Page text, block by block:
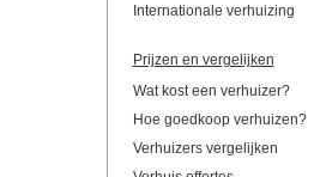
Internationale verhuizing
Prijzen en vergelijken
Wat kost een verhuizer?
Hoe goedkoop verhuizen?
Verhuizers vergelijken